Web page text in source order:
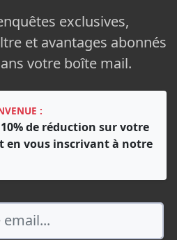
exclusives,
et avantages abonnés
votre boîte mail.
:
de réduction sur votre
en vous inscrivant à notre